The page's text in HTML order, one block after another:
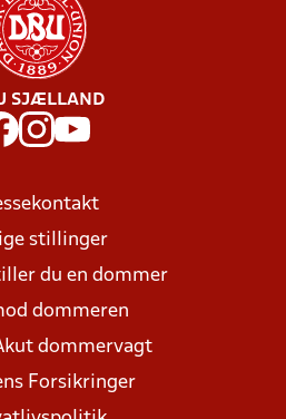
SJÆLLAND
stillinger
du en dommer
dommeren
dommervagt
Forsikringer